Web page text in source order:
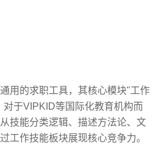
用的求职工具，其核心模块"工作
于VIPKID等国际化教育机构而
技能分类逻辑、描述方法论、文
工作技能板块展现核心竞争力。